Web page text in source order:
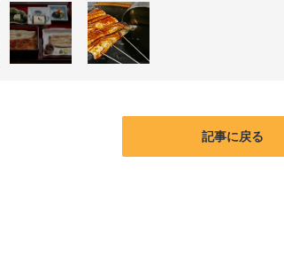
記事に戻る